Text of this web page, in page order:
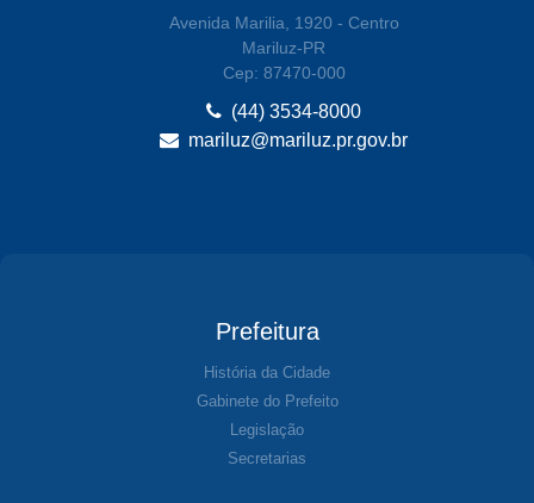
Avenida Marilia, 1920 - Centro
Mariluz-PR
Cep: 87470-000
(44) 3534-8000
mariluz@mariluz.pr.gov.br
Prefeitura
História da Cidade
Gabinete do Prefeito
Legislação
Secretarias